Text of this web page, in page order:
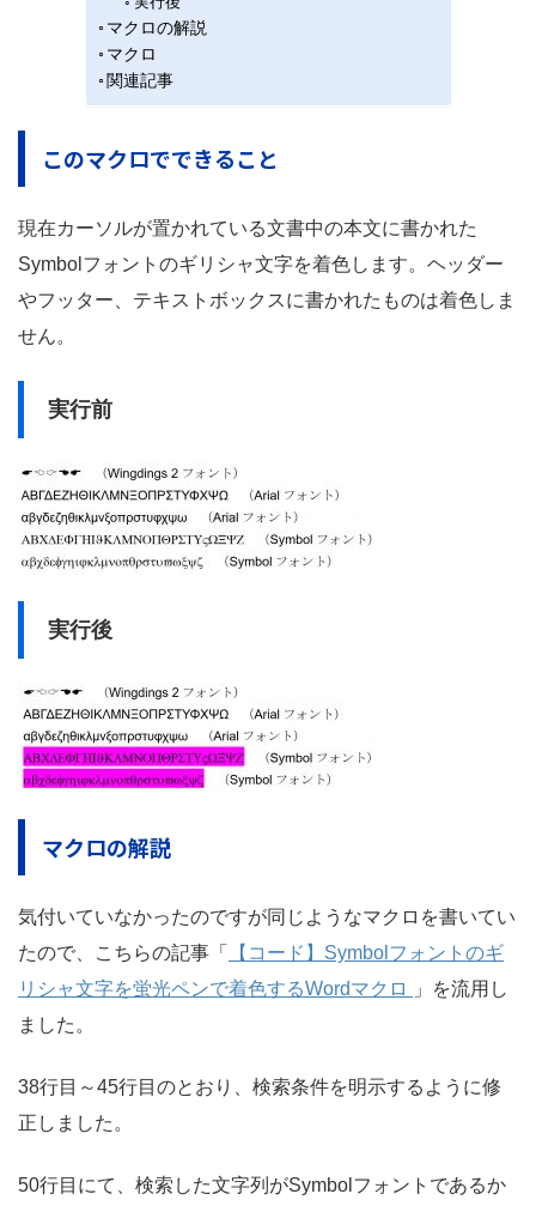
マクロの解説
マクロ
関連記事
このマクロでできること
現在カーソルが置かれている文書中の本文に書かれた
Symbolフォントのギリシャ文字を着色します。ヘッダー
やフッター、テキストボックスに書かれたものは着色しま
せん。
実行前
実行後
マクロの解説
気付いていなかったのですが同じようなマクロを書いてい
たので、こちらの記事「
【コード】Symbolフォントのギ
リシャ文字を蛍光ペンで着色するWordマクロ
」を流用し
ました。
38行目～45行目のとおり、検索条件を明示するように修
正しました。
50行目にて、検索した文字列がSymbolフォントであるか